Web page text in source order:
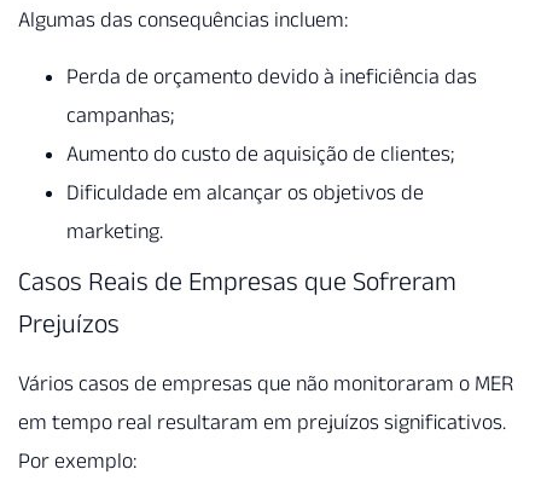
Algumas das consequências incluem:
Perda de orçamento devido à ineficiência das
campanhas;
Aumento do custo de aquisição de clientes;
Dificuldade em alcançar os objetivos de
marketing.
Casos Reais de Empresas que Sofreram
Prejuízos
Vários casos de empresas que não monitoraram o MER
em tempo real resultaram em prejuízos significativos.
Por exemplo: